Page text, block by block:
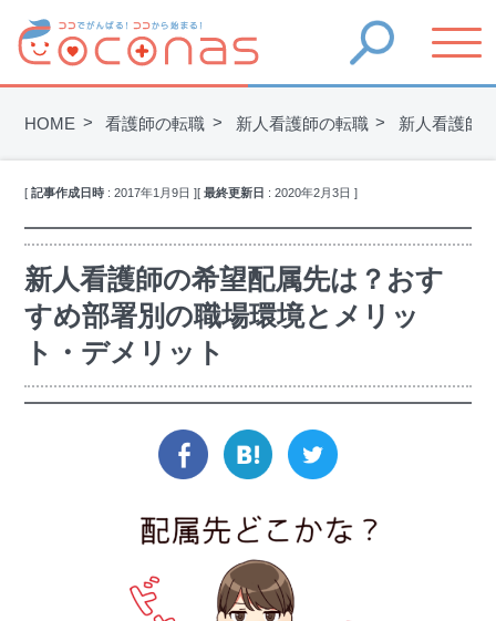
HOME 看護師の転職 新人看護師の転職 新人看護師
[記事作成日時 :2017年1月9日 ][最終更新日 :2020年2月3日 ]
新人看護師の希望配属先は？おす
すめ部署別の職場環境とメリッ
ト・デメリット
facebookhatena